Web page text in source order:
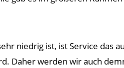
niedrig ist, ist Service das
Daher werden wir auch